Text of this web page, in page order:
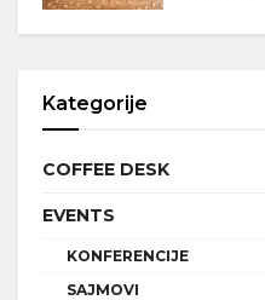
Kategorije
COFFEE DESK
EVENTS
KONFERENCIJE
SAJMOVI